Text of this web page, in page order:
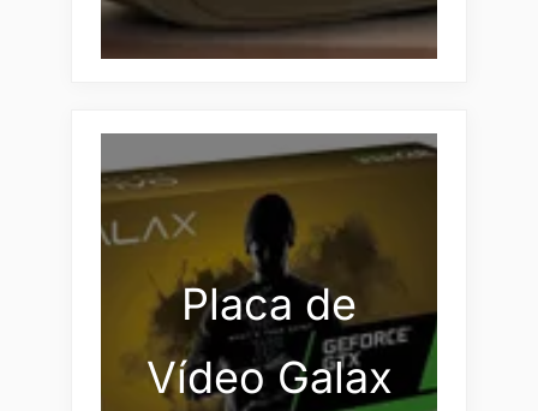
Placa de
Vídeo Galax